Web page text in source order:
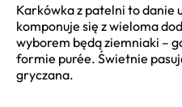
Karkówka z patelni to danie
komponuje się z wieloma
wyborem będą ziemniaki –
formie purée. Świetnie
gryczana.